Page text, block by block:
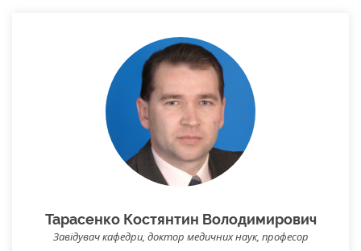
Тарасенко Костянтин Володимирович
Завідувач кафедри, доктор медичних наук, професор